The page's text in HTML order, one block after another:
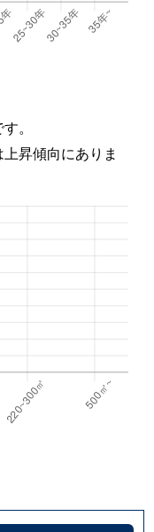
。
昇傾向にありま